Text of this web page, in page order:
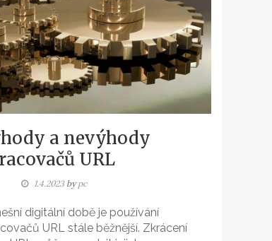
a nevýhody
URL
1.4.2023bypc
digitální době je používání
URL stále běžnější. Zkrácení